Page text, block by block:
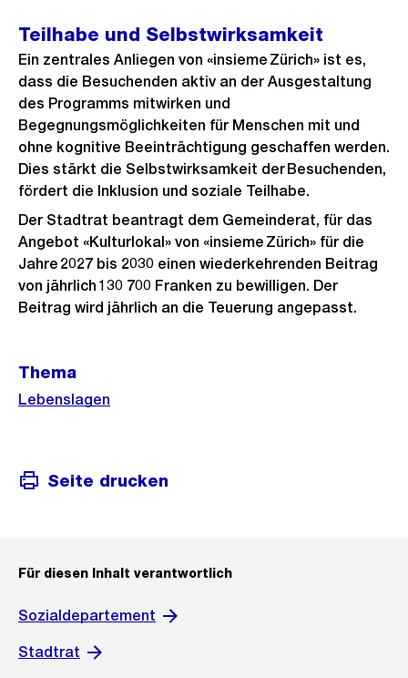
Teilhabe und Selbstwirksamkeit
Ein zentrales Anliegen von «insieme Zürich» ist es,
dass die Besuchenden aktiv an der Ausgestaltung
des Programms mitwirken und
Begegnungsmöglichkeiten für Menschen mit und
ohne kognitive Beeinträchtigung geschaffen werden.
Dies stärkt die Selbstwirksamkeit der Besuchenden,
fördert die Inklusion und soziale Teilhabe.
Der Stadtrat beantragt dem Gemeinderat, für das
Angebot «Kulturlokal» von «insieme Zürich» für die
Jahre 2027 bis 2030 einen wiederkehrenden Beitrag
von jährlich 130 700 Franken zu bewilligen. Der
Beitrag wird jährlich an die Teuerung angepasst.
Weitere
Informationen
Thema
Lebenslagen
Seite drucken
Für diesen Inhalt verantwortlich
Sozialdepartement
Stadtrat